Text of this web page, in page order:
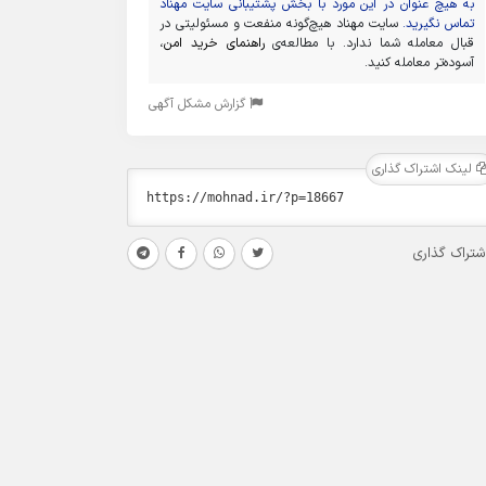
به هیچ عنوان در این مورد با بخش پشتیبانی سایت مهناد
تماس نگیرید. سایت مهناد هیچ‌گونه منفعت و مسئولیتی در
قبال معامله شما ندارد. با مطالعه‌یراهنمای خرید امن،
آسوده‌تر معامله کنید.
گزارش مشکل آگهی
لینک اشتراک گذاری
گذاری